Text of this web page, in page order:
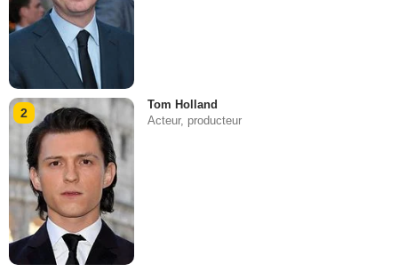
2
Tom Holland
Acteur, producteur